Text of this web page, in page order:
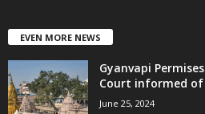
EVEN MORE NEWS
Gyanvapi
Court informed
June 25, 2024